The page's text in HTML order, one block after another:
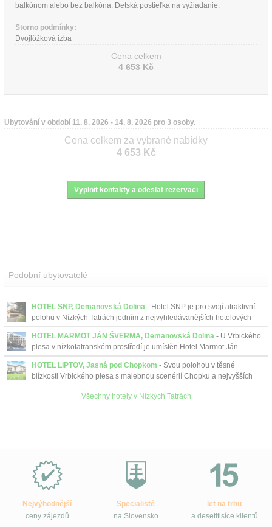
balkónom alebo bez balkóna. Detská postieľka na vyžiadanie.
Storno podmínky:
Dvojlôžková izba
Cena celkem
4 653 Kč
Ubytování v období 11. 8. 2026 - 14. 8. 2026 pro 3 osoby.
Cena celkem za vybrané nabídky
4 653 Kč
Podobní ubytovatelé
HOTEL SNP, Demänovská Dolina - Hotel SNP je pro svojí atraktivní
polohu v Nízkých Tatrách jedním z nejvyhledávanějších hotelových
zařízení.
HOTEL MARMOT JÁN ŠVERMA, Demänovská Dolina - U Vrbického
plesa v nízkotatranském prostředí je umístěn Hotel Marmot Ján
Šverma, v blízkosti stanice kabinové lanovky.
HOTEL LIPTOV, Jasná pod Chopkom - Svou polohou v těsné
blízkosti Vrbického plesa s malebnou scenérií Chopku a nejvyšších
vrcholů Nízkých Tater nabízí ideální výchozí poz...
Všechny hotely v Nízkých Tatrách
Slovensko.cz?
Nejvýhodnější
ceny zájezdů
Specialisté
na Slovensko
let na trhu
a desetitisíce klientů